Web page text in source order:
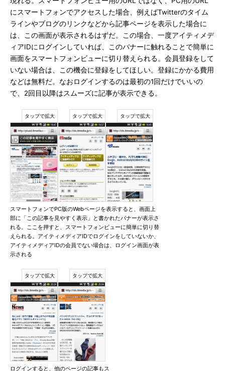
にスマートフォンでアクセスした場合、例えばTwitterのタイム
ラインやブログのリンクなどから記事ページを表示した場合に
は、この画面が表示されるはずだ。この場合、一度アイティメデ
ィアIDにログインしていれば、このバナーに触れることで簡単に
画面をスマートフォンビューに切り替えられる。会員登録をして
いない場合は、この機会に登録をしてほしい。登録にかかる費用
などは無料だ。なおログインするのは最初の1回だけでいいの
で、2回目以降はスムーズに記事が表示できる。
スマートフォンでPC版のWebページを表示すると、画面上
部に「この記事を見やすく表示」と書かれたバナーが表示さ
れる。ここを押すと、スマートフォンビューに簡単に切り替
えられる。アイティメディアIDでログインをしていないか、
アイティメディアIDの会員でない場合は、ログイン画面が表
示される
ログインすると、他のページの記事もス